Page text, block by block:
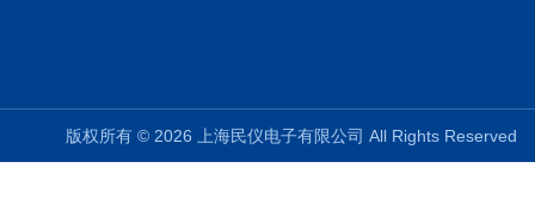
版权所有 © 2026 上海民仪电子有限公司 All Rights